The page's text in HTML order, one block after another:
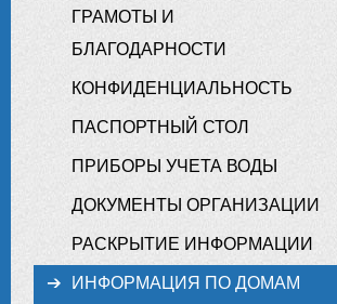
ГРАМОТЫ И
БЛАГОДАРНОСТИ
КОНФИДЕНЦИАЛЬНОСТЬ
ПАСПОРТНЫЙ СТОЛ
ПРИБОРЫ УЧЕТА ВОДЫ
ДОКУМЕНТЫ ОРГАНИЗАЦИИ
РАСКРЫТИЕ ИНФОРМАЦИИ
ИНФОРМАЦИЯ ПО ДОМАМ